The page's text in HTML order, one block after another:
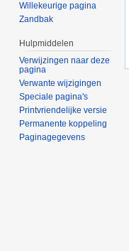
Willekeurige pagina
Zandbak
Hulpmiddelen
Verwijzingen naar deze
pagina
Verwante wijzigingen
Speciale pagina's
Printvriendelijke versie
Permanente koppeling
Paginagegevens